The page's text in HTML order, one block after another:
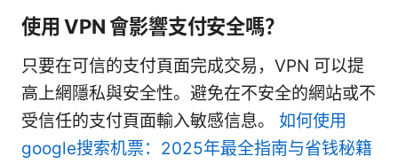
使用 VPN 會影響支付安全嗎？
只要在可信的支付頁面完成交易，VPN 可以提
高上網隱私與安全性。避免在不安全的網站或不
受信任的支付頁面輸入敏感信息。 如何使用
google搜索机票：2025年最全指南与省钱秘籍